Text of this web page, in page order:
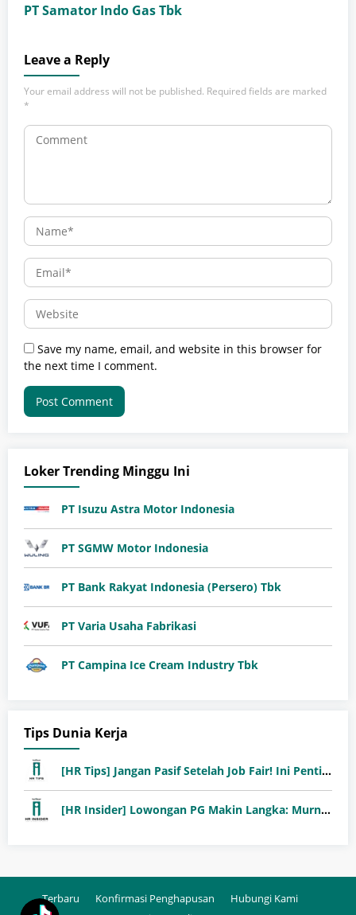
PT Samator Indo Gas Tbk
Leave a Reply
Your email address will not be published. Required fields are marked
*
Save my name, email, and website in this browser for
the next time I comment.
Loker Trending Minggu Ini
PT Isuzu Astra Motor Indonesia
PT SGMW Motor Indonesia
PT Bank Rakyat Indonesia (Persero) Tbk
PT Varia Usaha Fabrikasi
PT Campina Ice Cream Industry Tbk
Tips Dunia Kerja
[HR Tips] Jangan Pasif Setelah Job Fair! Ini Pentingnya Follow-Up Setelah Job Fair
[HR Insider] Lowongan PG Makin Langka: Murni Seleksi atau Jalur Orang Dalam?
Terbaru Konfirmasi Penghapusan
Hubungi Kami